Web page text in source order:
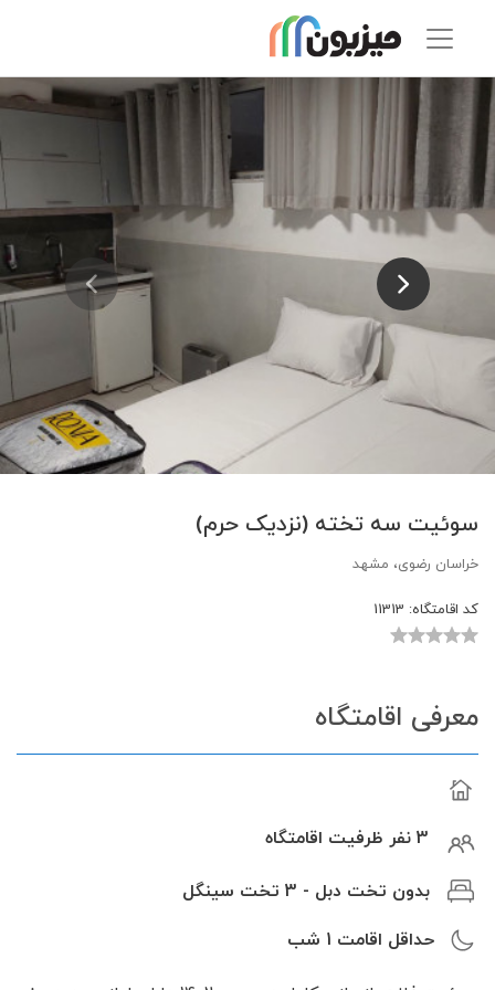
سوئیت سه تخته (نزدیک حرم)
خراسان رضوی، مشهد
کد اقامتگاه:
معرفی اقامتگاه
3 نفر ظرفیت اقامتگاه
بدون تخت دبل - 3 تخت سینگل
حداقل اقامت 1 شب